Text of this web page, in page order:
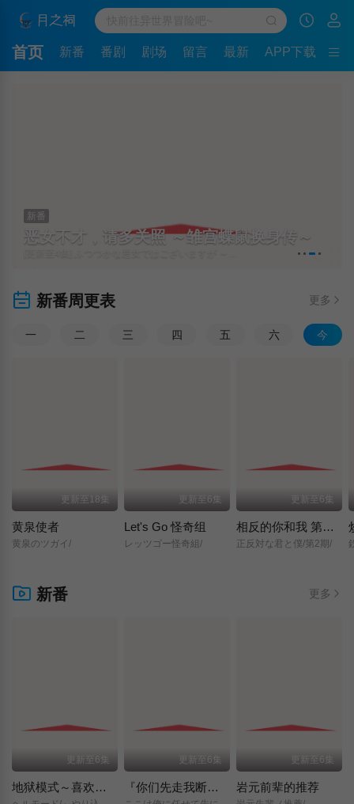
首页 新番 番剧 剧场 留言 最新 APP下载
新番
恶女不才，请多关照 ～雏宫蝶鼠换身传～
新番周更表 更多
一 二 三 四 五 六 今
更新至18集
黄泉使者
黄泉のツガイ/
更新至6集
Let's Go 怪奇组
レッツゴー怪奇組/
更新至6集
相反的你和我 第二季
正反対な君と僕/第2期/
新番 更多
更新至6集
地狱模式～喜欢挑战特殊成就的玩家在废设定的异世界成为无双～第二季
更新至6集
『你们先走我断后』，于是10年后我成为了传说
更新至6集
岩元前辈的推荐